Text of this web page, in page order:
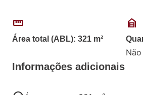
straighten
Área total (ABL): 321 m²
garage_home
Informações adicionais